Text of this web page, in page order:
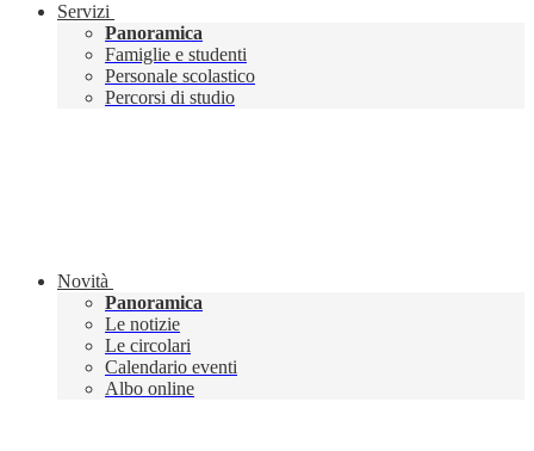
Servizi
Panoramica
Famiglie e studenti
Personale scolastico
Percorsi di studio
Novità
Panoramica
Le notizie
Le circolari
Calendario eventi
Albo online